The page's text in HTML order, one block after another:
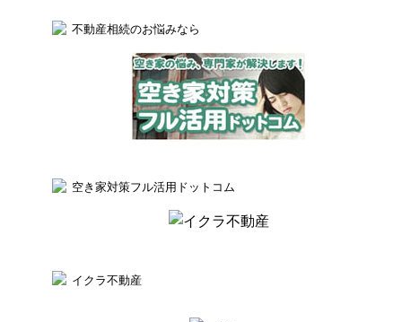
不動産相続のお悩みなら
空き家対策フル活用ドットコム
イクラ不動産